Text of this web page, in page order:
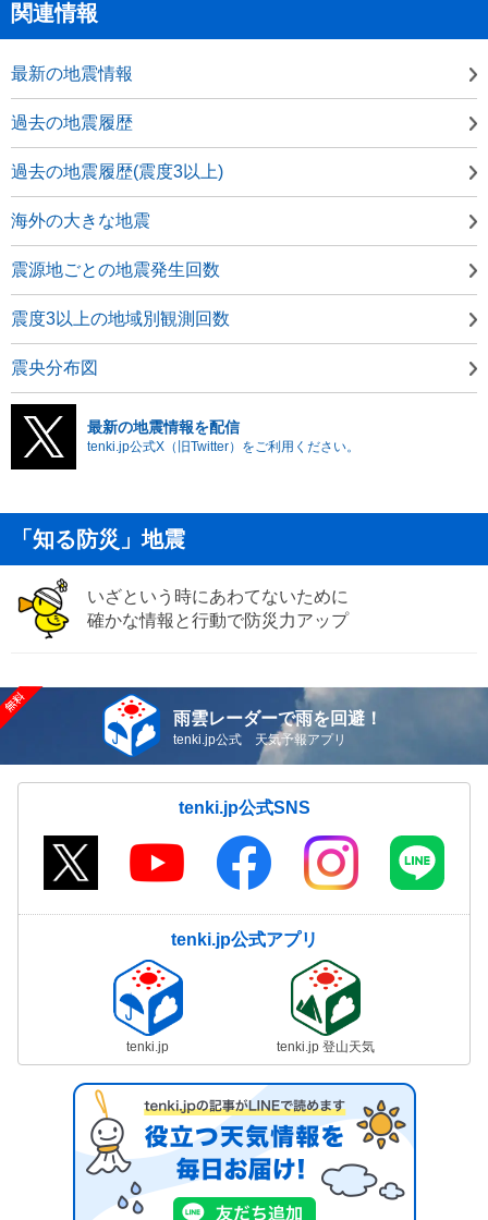
関連情報
最新の地震情報
過去の地震履歴
過去の地震履歴(震度3以上)
海外の大きな地震
震源地ごとの地震発生回数
震度3以上の地域別観測回数
震央分布図
最新の地震情報を配信
tenki.jp公式X（旧Twitter）をご利用ください。
「知る防災」地震
いざという時にあわてないために
確かな情報と行動で防災力アップ
雨雲レーダーで雨を回避！
tenki.jp公式 天気予報アプリ
tenki.jp公式SNS
tenki.jp公式アプリ
tenki.jp tenki.jp 登山天気